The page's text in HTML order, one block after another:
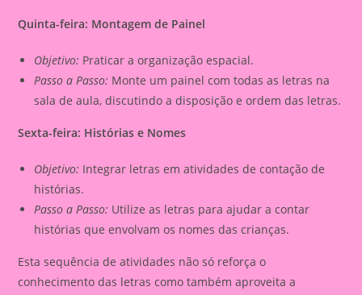
Quinta-feira: Montagem de Painel
Objetivo: Praticar a organização espacial.
Passo a Passo: Monte um painel com todas as letras na
sala de aula, discutindo a disposição e ordem das letras.
Sexta-feira: Histórias e Nomes
Objetivo: Integrar letras em atividades de contação de
histórias.
Passo a Passo: Utilize as letras para ajudar a contar
histórias que envolvam os nomes das crianças.
Esta sequência de atividades não só reforça o
conhecimento das letras como também aproveita a